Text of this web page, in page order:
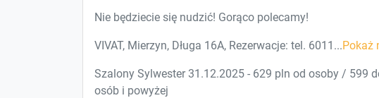
Nie będziecie się nudzić! Gorąco polecamy!
VIVAT, Mierzyn, Długa 16A, Rezerwacje: tel. 6011...Pokaż
Szalony Sylwester 31.12.2025 - 629 pln od osoby / 599
osób i powyżej